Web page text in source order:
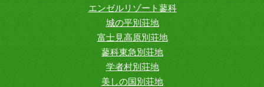
エンゼルリゾート蓼科
城の平別荘地
富士見高原別荘地
蓼科東急別荘地
学者村別荘地
美しの国別荘地